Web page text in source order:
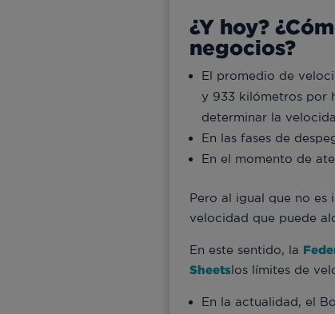
¿Y hoy?
negocios?
El promedio de
y 933 kilómetros por
determinar la
En las fases de
En el momento de
Pero al igual que no
velocidad que puede
En este sentido, la
Sheetslos límites de
En la actualidad, el